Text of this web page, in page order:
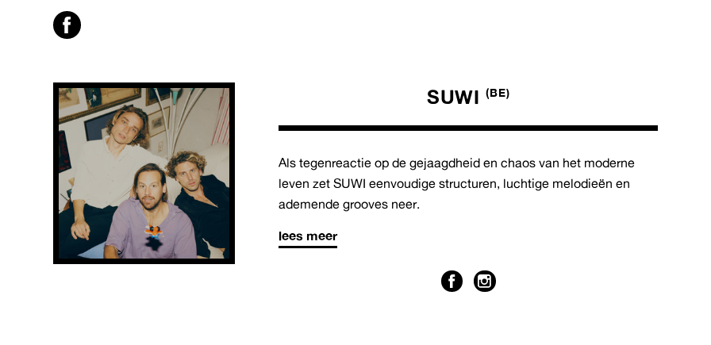
SUWI (BE)
Als tegenreactie op de gejaagdheid en chaos van het moderne
leven zet SUWI eenvoudige structuren, luchtige melodieën en
ademende grooves neer.
lees meer